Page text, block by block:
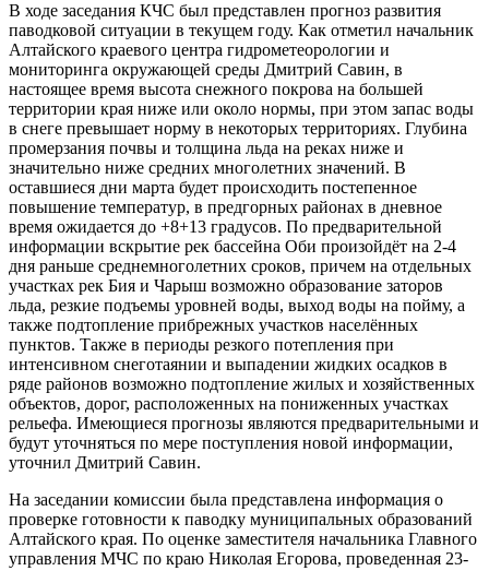
В ходе заседания КЧС был представлен прогноз развития
паводковой ситуации в текущем году. Как отметил начальник
Алтайского краевого центра гидрометеорологии и
мониторинга окружающей среды Дмитрий Савин, в
настоящее время высота снежного покрова на большей
территории края ниже или около нормы, при этом запас воды
в снеге превышает норму в некоторых территориях. Глубина
промерзания почвы и толщина льда на реках ниже и
значительно ниже средних многолетних значений. В
оставшиеся дни марта будет происходить постепенное
повышение температур, в предгорных районах в дневное
время ожидается до +8+13 градусов. По предварительной
информации вскрытие рек бассейна Оби произойдёт на 2-4
дня раньше среднемноголетних сроков, причем на отдельных
участках рек Бия и Чарыш возможно образование заторов
льда, резкие подъемы уровней воды, выход воды на пойму, а
также подтопление прибрежных участков населённых
пунктов. Также в периоды резкого потепления при
интенсивном снеготаянии и выпадении жидких осадков в
ряде районов возможно подтопление жилых и хозяйственных
объектов, дорог, расположенных на пониженных участках
рельефа. Имеющиеся прогнозы являются предварительными и
будут уточняться по мере поступления новой информации,
уточнил Дмитрий Савин.
На заседании комиссии была представлена информация о
проверке готовности к паводку муниципальных образований
Алтайского края. По оценке заместителя начальника Главного
управления МЧС по краю Николая Егорова, проведенная 23-